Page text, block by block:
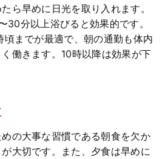
ら早めに日光を取り入れます。
30分以上浴びると効果的です。
までが最適で、朝の通勤も体内
働きます。10時以降は効果が下
の大事な習慣である朝食を欠か
大切です。また、夕食は早めに